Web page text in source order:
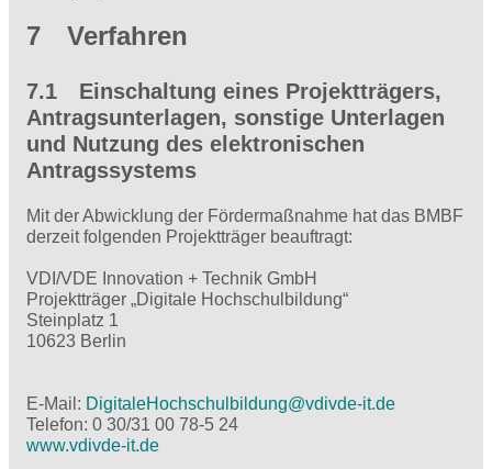
7 Verfahren
7.1 Einschaltung eines Projektträgers,
Antragsunterlagen, sonstige Unterlagen
und Nutzung des elektronischen
Antragssystems
Mit der Abwicklung der Fördermaßnahme hat das BMBF
derzeit folgenden Projektträger beauftragt:
VDI/VDE Innovation + Technik GmbH
Projektträger „Digitale Hochschulbildung“
Steinplatz 1
10623 Berlin
E-Mail: DigitaleHochschulbildung@vdivde-it.de
Telefon: 0 30/31 00 78-5 24
www.vdivde-it.de